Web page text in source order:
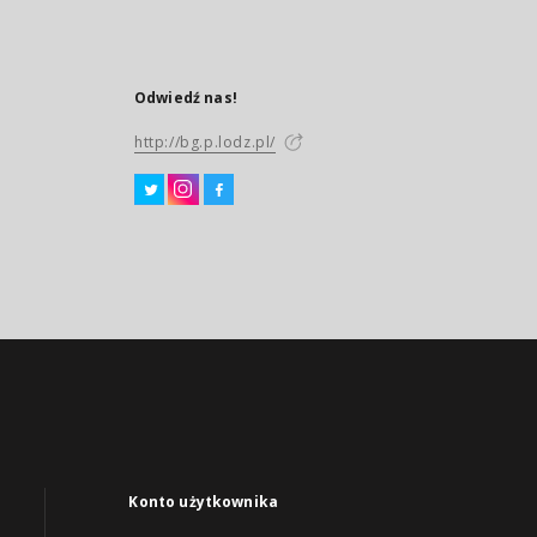
Odwiedź nas!
http://bg.p.lodz.pl/
Konto użytkownika